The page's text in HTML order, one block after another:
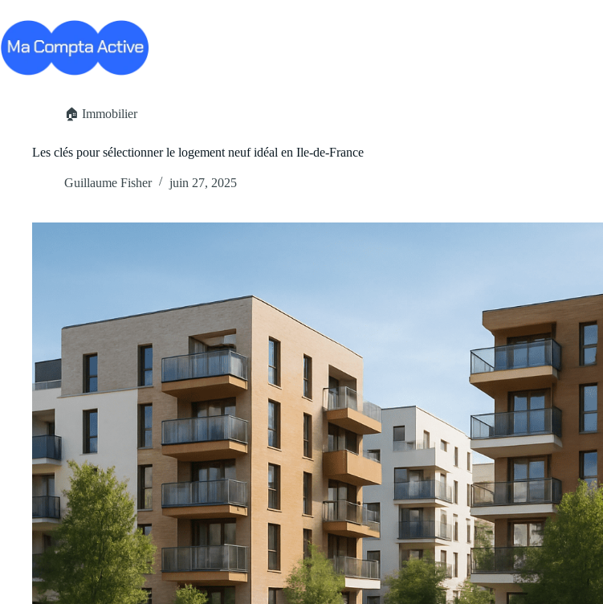
contenu
🏠 Immobilier
Les clés pour sélectionner le logement neuf idéal en Ile-de-France
Guillaume Fisher juin 27, 2025